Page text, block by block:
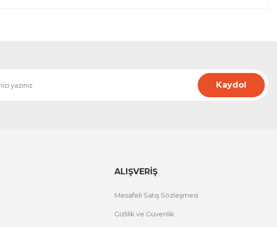
Kaydol
ALIŞVERİŞ
Mesafeli Satış Sözleşmesi
Gizlilik ve Güvenlik